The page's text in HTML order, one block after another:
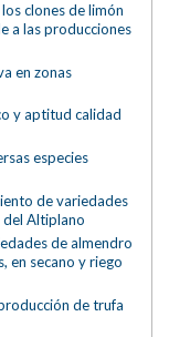
clones de limón
a las producciones
en zonas
y aptitud calidad
especies
de variedades
del Altiplano
de almendro
en secano y riego
de trufa